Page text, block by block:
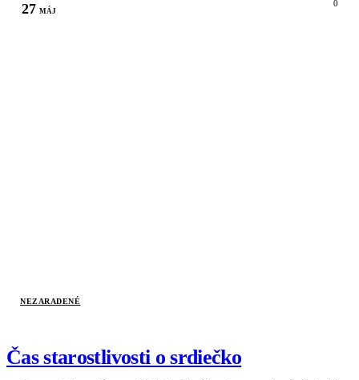
27 MÁJ
0
NEZARADENÉ
Čas starostlivosti o srdiečko